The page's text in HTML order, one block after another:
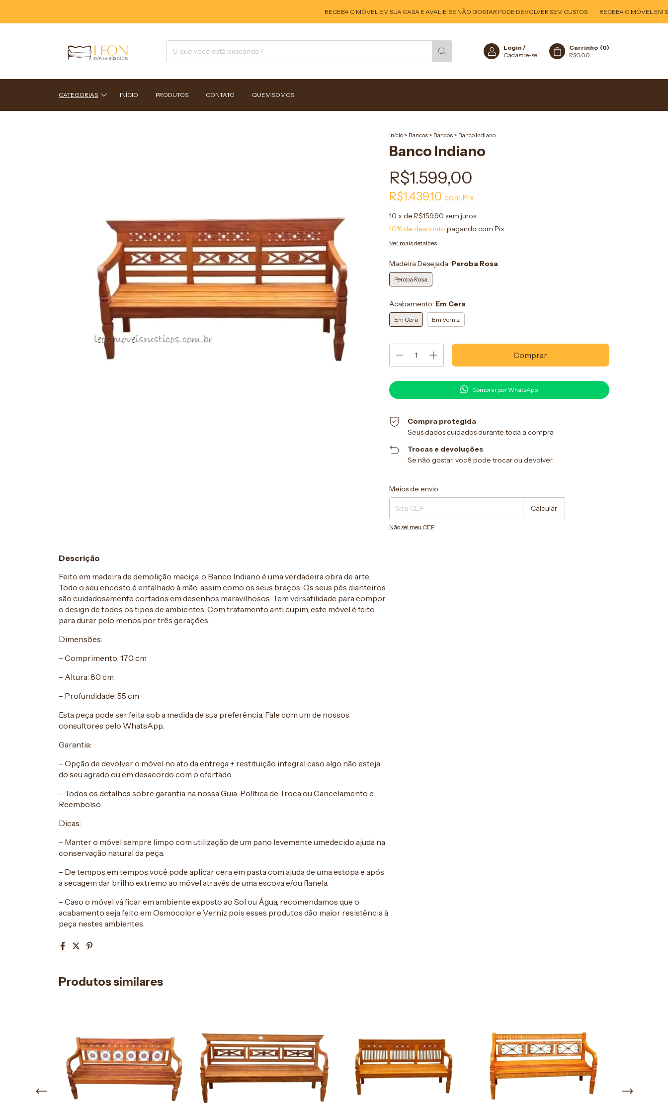
RECEBA O MÓVEL EM SUA CASA E AVALIE! SE NÃO GOSTAR PODE DEVOLVER SEM CUSTOS RECEBA O MÓVEL EM SUA
Login /
Cadastre-se
Carrinho (0)
R$0,00
CATEGORIAS INÍCIO PRODUTOS CONTATO QUEM SOMOS
Início > Bancos > Bancos > Banco Indiano
Banco Indiano
R$1.599,00
R$1.439,10 com Pix
10 x de R$159,90 sem juros
10% de desconto pagando com Pix
Ver mais detalhes
Madeira Desejada: Peroba Rosa
Peroba Rosa
Acabamento: Em Cera
Em Cera Em Verniz
Comprar por WhatsApp
Compra protegida
Seus dados cuidados durante toda a compra.
Trocas e devoluções
Se não gostar, você pode trocar ou devolver.
Entregas para o CEP:
Meios de envio
Calcular
Não sei meu CEP
Descrição
Feito em madeira de demolição maciça, o Banco Indiano é uma verdadeira obra de arte.
Todo o seu encosto é entalhado à mão, assim como os seus braços. Os seus pés dianteiros
são cuidadosamente cortados em desenhos maravilhosos. Tem versatilidade para compor
o design de todos os tipos de ambientes. Com tratamento anti cupim, este móvel é feito
para durar pelo menos por três gerações.
Dimensões:
– Comprimento: 170 cm
– Altura: 80 cm
– Profundidade: 55 cm
Esta peça pode ser feita sob a medida de sua preferência. Fale com um de nossos
consultores pelo WhatsApp.
Garantia:
– Opção de devolver o móvel no ato da entrega + restituição integral caso algo não esteja
do seu agrado ou em desacordo com o ofertado.
– Todos os detalhes sobre garantia na nossa Guia: Política de Troca ou Cancelamento e
Reembolso.
Dicas:
– Manter o móvel sempre limpo com utilização de um pano levemente umedecido ajuda na
conservação natural da peça.
– De tempos em tempos você pode aplicar cera em pasta com ajuda de uma estopa e após
a secagem dar brilho extremo ao móvel através de uma escova e/ou flanela.
– Caso o móvel vá ficar em ambiente exposto ao Sol ou Água, recomendamos que o
acabamento seja feito em Osmocolor e Verniz pois esses produtos dão maior resistência à
peça nestes ambientes.
Produtos similares